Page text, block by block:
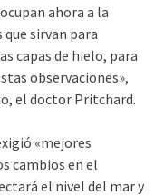
ahora a la
sirvan para
capas de hielo, para
observaciones»,
el doctor Pritchard.
«mejores
cambios en el
el nivel del mar y